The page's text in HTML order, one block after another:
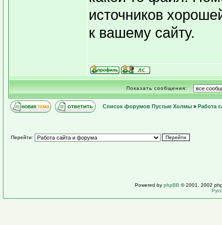
источников
к вашему сайту.
Показать сообщения:
Список форумов Пустые Холмы » Работа
Перейти:
Powered by phpBB © 2001, 2002